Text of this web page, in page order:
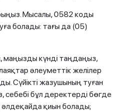
Мысалы, 0582 коды
болады: тағы да (05)
маңызды күнді таңдаңыз,
әлеуметтік желілер
Сүйікті жазушының туған
себебі бұл деректерді бөгде
қиын болады;